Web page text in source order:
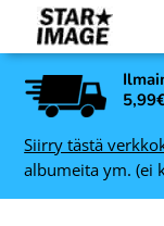
Siirry tästä
albumeita ym. (ei